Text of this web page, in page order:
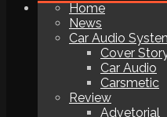
Home
News
Car Audio
Cover
Car Audio
Carsmetic
Review
Advetorial